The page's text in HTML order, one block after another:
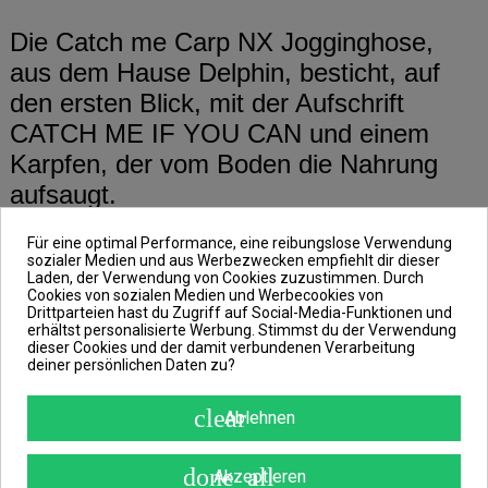
Die Catch me Carp NX Jogginghose,
aus dem Hause Delphin, besticht, auf
den ersten Blick, mit der Aufschrift
CATCH ME IF YOU CAN und einem
Karpfen, der vom Boden die Nahrung
aufsaugt.
Doch sie bietet dir auch den maximalen
Komfort beim Tragen. Denn ihr Stoff ist
ausreichend dehnbar, weich und warm.
Außerdem verfügt diese Jogginghose
Gummizug in der Taille, der sich perfekt
an deine Figur anpasst. Sollte sie
dennoch etwas rutschen so wirkt ihr
Für eine optimal Performance, eine reibungslose Verwendung
sozialer Medien und aus Werbezwecken empfiehlt dir dieser
Laden, der Verwendung von Cookies zuzustimmen. Durch
Cookies von sozialen Medien und Werbecookies von
Drittparteien hast du Zugriff auf Social-Media-Funktionen und
erhältst personalisierte Werbung. Stimmst du der Verwendung
dieser Cookies und der damit verbundenen Verarbeitung
deiner persönlichen Daten zu?
clearAblehnen
done_all
Akzeptieren